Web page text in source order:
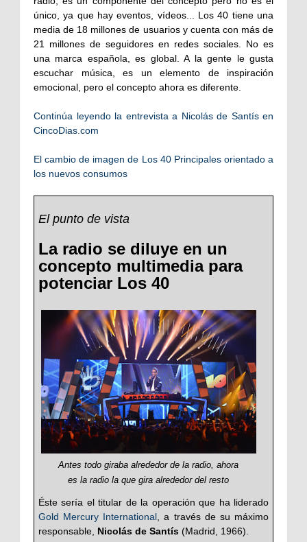
único, ya que hay eventos, vídeos... Los 40 tiene una
media de 18 millones de usuarios y cuenta con más de
21 millones de seguidores en redes sociales. No es
una marca española, es global. A la gente le gusta
escuchar música, es un elemento de inspiración
emocional, pero el concepto ahora es diferente.
Continúa leyendo la entrevista a Nicolás de Santís en
CincoDias.com
El cambio de imagen de Los 40 Principales orientado a
los nuevos consumos
El punto de vista
La radio se diluye en un
concepto multimedia para
potenciar Los 40
Antes todo giraba alrededor de la radio, ahora
es la radio la que gira alrededor del resto
Éste sería el titular de la operación que ha liderado
Gold Mercury International , a través de su máximo
responsable, Nicolás de Santís(Madrid, 1966).